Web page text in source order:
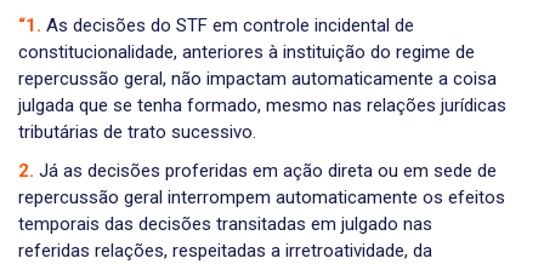
“1. As decisões do STF em controle incidental de
constitucionalidade, anteriores à instituição do regime de
repercussão geral, não impactam automaticamente a coisa
julgada que se tenha formado, mesmo nas relações jurídicas
tributárias de trato sucessivo.
2. Já as decisões proferidas em ação direta ou em sede de
repercussão geral interrompem automaticamente os efeitos
temporais das decisões transitadas em julgado nas
referidas relações, respeitadas a irretroatividade, da